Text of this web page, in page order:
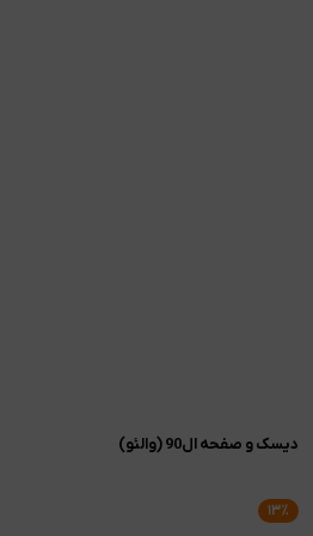
دیسک و صفحه ال90 (والئو)
۱۳٪